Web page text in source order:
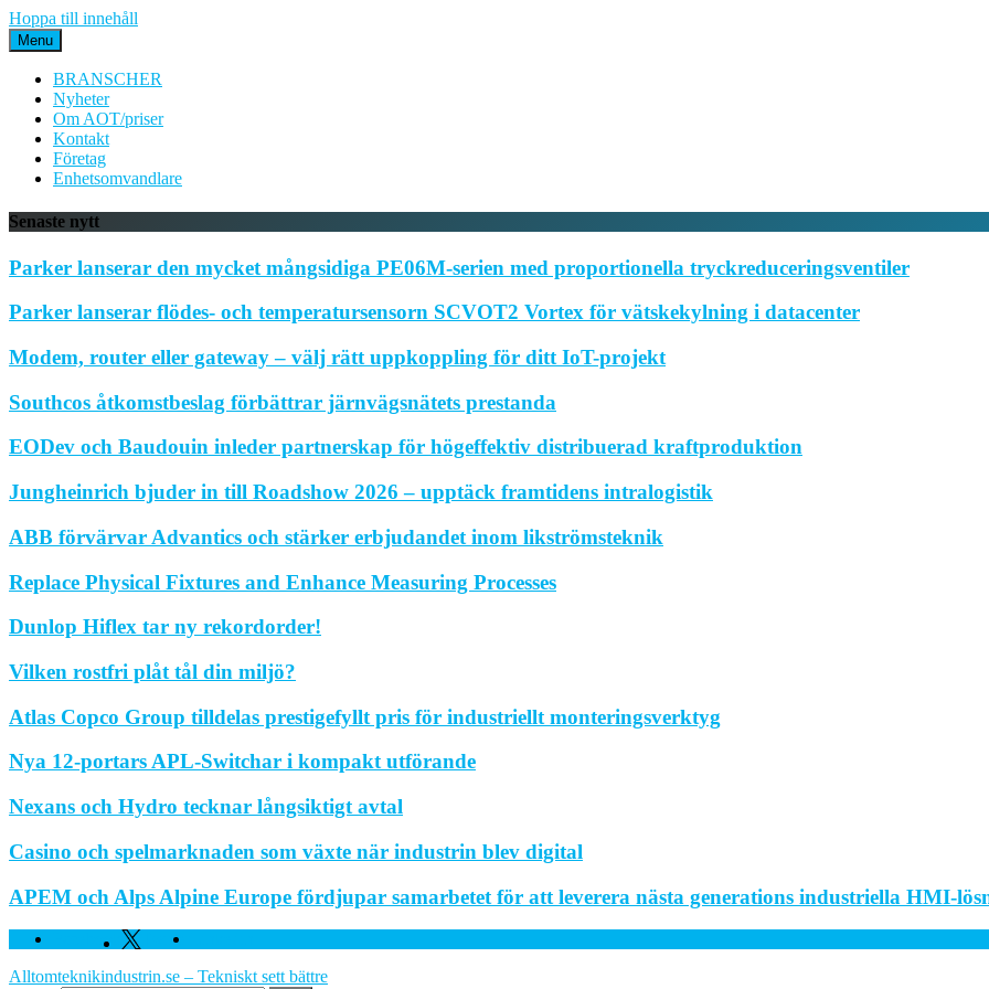
Hoppa till innehåll
Menu
BRANSCHER
Nyheter
Om AOT/priser
Kontakt
Företag
Enhetsomvandlare
Senaste nytt
Parker lanserar den mycket mångsidiga PE06M-serien med proportionella tryckreduceringsventiler
Parker lanserar flödes- och temperatursensorn SCVOT2 Vortex för vätskekylning i datacenter
Modem, router eller gateway – välj rätt uppkoppling för ditt IoT-projekt
Southcos åtkomstbeslag förbättrar järnvägsnätets prestanda
EODev och Baudouin inleder partnerskap för högeffektiv distribuerad kraftproduktion
Jungheinrich bjuder in till Roadshow 2026 – upptäck framtidens intralogistik
ABB förvärvar Advantics och stärker erbjudandet inom likströmsteknik
Replace Physical Fixtures and Enhance Measuring Processes
Dunlop Hiflex tar ny rekordorder!
Vilken rostfri plåt tål din miljö?
Atlas Copco Group tilldelas prestigefyllt pris för industriellt monteringsverktyg
Nya 12-portars APL-Switchar i kompakt utförande
Nexans och Hydro tecknar långsiktigt avtal
Casino och spelmarknaden som växte när industrin blev digital
APEM och Alps Alpine Europe fördjupar samarbetet för att leverera nästa generations industriella HMI-
Facebook Twitter
Alltomteknikindustrin.se – Tekniskt sett bättre